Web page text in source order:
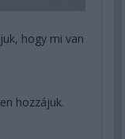
hogy mi van
hozzájuk.